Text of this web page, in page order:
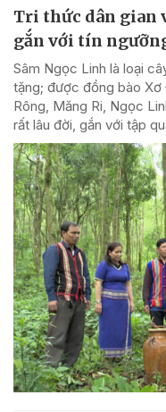
Tri thức dân gian
gắn với tín
Sâm Ngọc Linh là loại
tặng; được đồng bào
Rông, Măng Ri, Ngọc
rất lâu đời, gắn với tập